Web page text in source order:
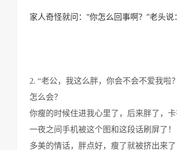
家人奇怪就问：“你怎么回事啊？”老头
2. “老公，我这么胖，你会不会不爱我啦？
怎么会？
你瘦的时候住进我心里了，后来胖了，卡
一夜之间手机被这个图和这段话刷屏了！
多美的情话，胖点好，瘦了就被挤出来